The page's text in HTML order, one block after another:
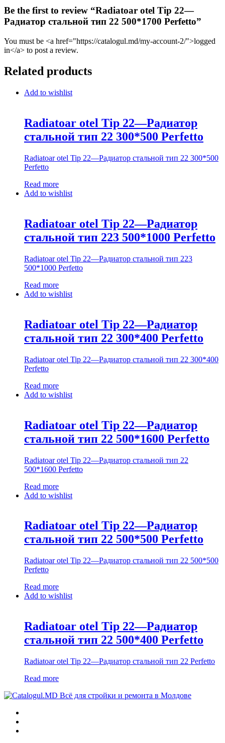
Be the first to review “Radiatoar otel Tip 22—
Радиатор стальной тип 22 500*1700 Perfetto”
You must be <a href="https://catalogul.md/my-account-2/">logged
in</a> to post a review.
Related products
Add to wishlist
Radiatoar otel Tip 22—Радиатор
стальной тип 22 300*500 Perfetto
Radiatoar otel Tip 22—Радиатор стальной тип 22 300*500
Perfetto
Read more
Add to wishlist
Radiatoar otel Tip 22—Радиатор
стальной тип 223 500*1000 Perfetto
Radiatoar otel Tip 22—Радиатор стальной тип 223
500*1000 Perfetto
Read more
Add to wishlist
Radiatoar otel Tip 22—Радиатор
стальной тип 22 300*400 Perfetto
Radiatoar otel Tip 22—Радиатор стальной тип 22 300*400
Perfetto
Read more
Add to wishlist
Radiatoar otel Tip 22—Радиатор
стальной тип 22 500*1600 Perfetto
Radiatoar otel Tip 22—Радиатор стальной тип 22
500*1600 Perfetto
Read more
Add to wishlist
Radiatoar otel Tip 22—Радиатор
стальной тип 22 500*500 Perfetto
Radiatoar otel Tip 22—Радиатор стальной тип 22 500*500
Perfetto
Read more
Add to wishlist
Radiatoar otel Tip 22—Радиатор
стальной тип 22 500*400 Perfetto
Radiatoar otel Tip 22—Радиатор стальной тип 22 Perfetto
Read more
Всё для стройки и ремонта в Молдове